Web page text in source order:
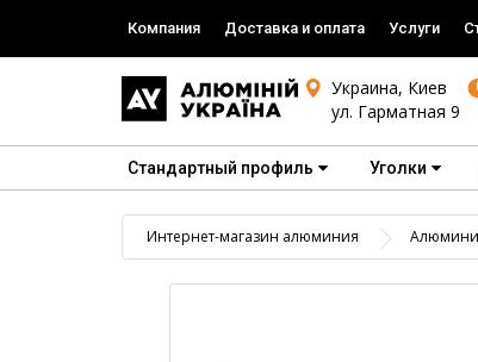
Компания Доставка и оплата Услуги
Украина, Киев
ул. Гарматная 9
Стандартный профиль Уголки
Интернет-магазин алюминия